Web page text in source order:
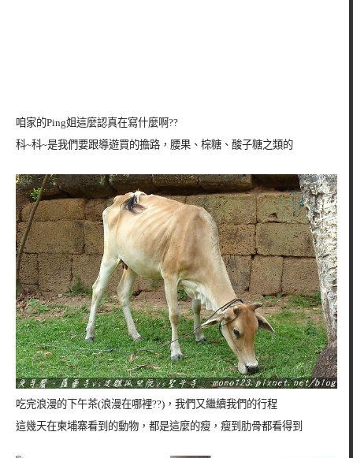
咱家的Ping姐這麼認真在寫什麼啊??
科~科~是我們要跟導遊買的擔路，腰果、棕糖、酸子糖之類的
吃完浪漫的下午茶(浪漫在哪裡??)，我們又繼續我們的行程
這幾天在柬埔寨看到的動物，都是這麼的瘦，瘦到肋骨都看得到